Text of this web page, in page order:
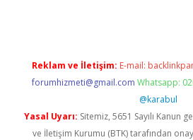
Reklam ve İletişim: E-mail:
forumhizmeti@gmail.com Whatsapp:
@karabul
Yasal Uyarı: Sitemiz, 5651 Sayılı Kanun
ve İletişim Kurumu (BTK) tarafından